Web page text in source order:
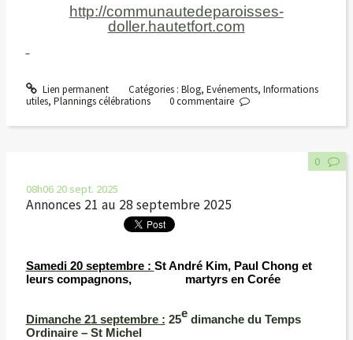
http://communautedeparoisses-
doller.hautetfort.com
Lien permanent Catégories : Blog, Evénements, Informations
utiles, Plannings célébrations 0commentaire
08h06 20sept. 2025
Annonces 21 au 28 septembre 2025
Samedi 20 septembre : St André Kim, Paul Chong et
leurs compagnons, martyrs en Corée
Dimanche 21 septembre : 25edimanche du Temps
Ordinaire – St Michel
0